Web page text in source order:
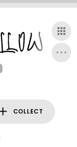
COLLECT